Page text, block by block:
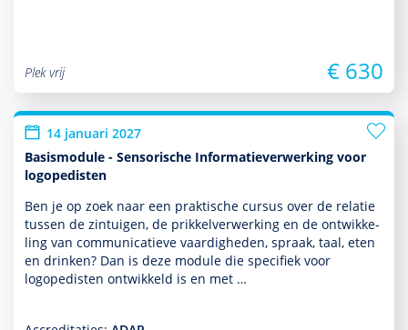
Plek vrij € 630
14 januari 2027
Basismodule - Sensorische Informatieverwerking voor
logopedisten
Ben je op zoek naar een prak­tische cursus over de relatie
tussen de zintuigen, de prikkelverwerking en de ont­wikke­
ling van com­muni­ca­tieve vaar­dig­heden, spraak, taal, eten
en drinken? Dan is deze module die specifiek voor
logopedisten ontwik­keld is en met …